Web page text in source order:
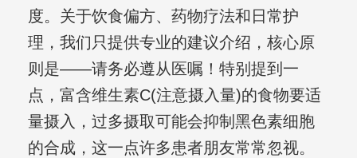
度。关于饮食偏方、药物疗法和日常护
理，我们只提供专业的建议介绍，核心原
则是——请务必遵从医嘱！特别提到一
点，富含维生素C(注意摄入量)的食物要适
量摄入，过多摄取可能会抑制黑色素细胞
的合成，这一点许多患者朋友常常忽视。